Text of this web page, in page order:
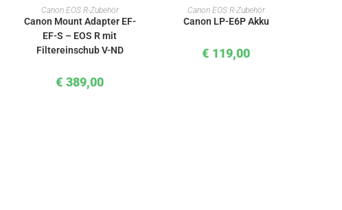
IN DEN WARENKORB
Canon EOS R-Zubehör
Canon Mount Adapter EF-
EF-S – EOS R mit
Filtereinschub V-ND
€ 389,00
IN DEN WARENKORB
Canon EOS R-Zubehör
Canon LP-E6P Akku
€ 119,00